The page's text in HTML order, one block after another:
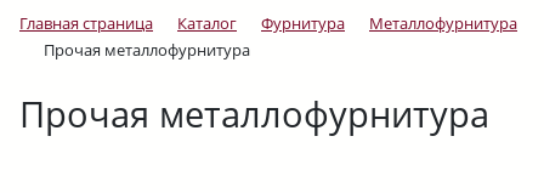
Главная страница Каталог Фурнитура
Металлофурнитура
Прочая металлофурнитура
Прочая металлофурнитура